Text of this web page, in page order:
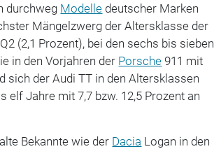
durchweg Modelle deutscher Marken
Mängelzwerg der Altersklasse der
(2,1 Prozent), bei den sechs bis sieben
in den Vorjahren der Porsche 911 mit
sich der Audi TT in den Altersklassen
elf Jahre mit 7,7 bzw. 12,5 Prozent an
Bekannte wie der Dacia Logan in den